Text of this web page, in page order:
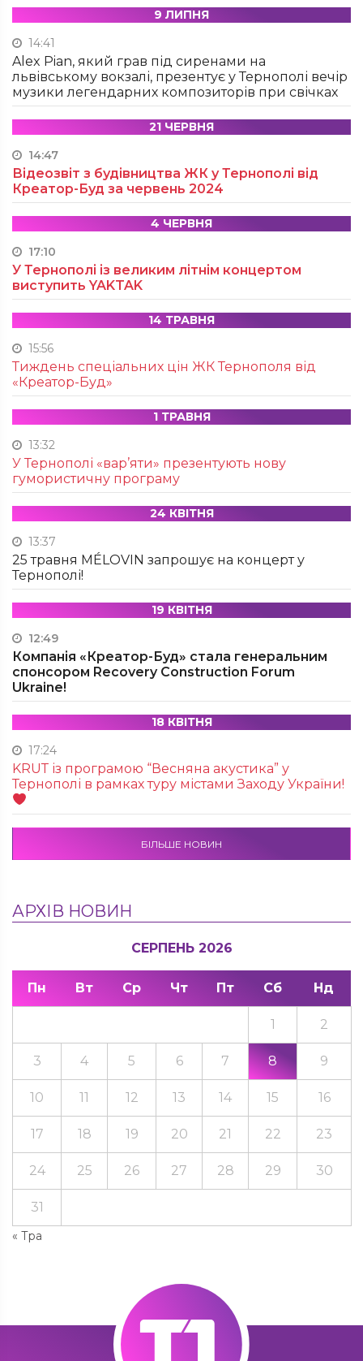
9 ЛИПНЯ
14:41
Alex Pian, який грав під сиренами на
львівському вокзалі, презентує у Тернополі вечір
музики легендарних композиторів при свічках
21 ЧЕРВНЯ
14:47
Відеозвіт з будівництва ЖК у Тернополі від
Креатор-Буд за червень 2024
4 ЧЕРВНЯ
17:10
У Тернополі із великим літнім концертом
виступить YAKTAK
14 ТРАВНЯ
15:56
Тиждень спеціальних цін ЖК Тернополя від
«Креатор-Буд»
1 ТРАВНЯ
13:32
У Тернополі «вар’яти» презентують нову
гумористичну програму
24 КВІТНЯ
13:37
25 травня MÉLOVIN запрошує на концерт у
Тернополі!
19 КВІТНЯ
12:49
Компанія «Креатор-Буд» стала генеральним
спонсором Recovery Construction Forum
Ukraine!
18 КВІТНЯ
17:24
KRUТ із програмою “Весняна акустика” у
Тернополі в рамках туру містами Заходу України!
БІЛЬШЕ НОВИН
АРХІВ НОВИН
СЕРПЕНЬ 2026
Пн Вт Ср Чт Пт Сб Нд
« Тра
1 2
3 4 5 6 7 8 9
10 11 12 13 14 15 16
17 18 19 20 21 22 23
24 25 26 27 28 29 30
31